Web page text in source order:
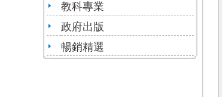
教科專業
政府出版
暢銷精選